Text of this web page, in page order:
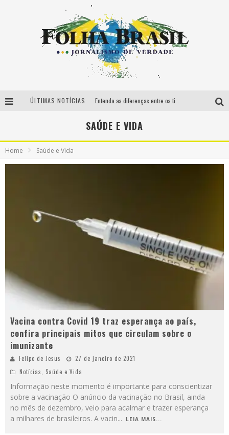
ÚLTIMAS NOTÍCIAS
Carro de luxo: um sonho que pode se tornar investimento
SAÚDE E VIDA
Home Saúde e Vida
Vacina contra Covid 19 traz esperança ao país,
confira principais mitos que circulam sobre o
imunizante
Felipe de Jesus
27 de janeiro de 2021
Notícias, Saúde e Vida
Informação neste momento é importante para conscientizar
sobre a vacinação O anúncio da vacinação no Brasil, ainda
no mês de dezembro, veio para acalmar e trazer esperança
a milhares de brasileiros. A vacin... LEIA MAIS...